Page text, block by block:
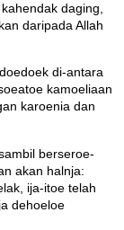
daging,
daripada Allah
di-antara
kamoeliaan
karoenia dan
berseroe-
akan halnja:
ija-itoe telah
dehoeloe